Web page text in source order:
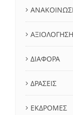
ΔΙΑΦΟΡΑ
ΔΡΑΣΕΙΣ
ΕΚΔΡΟΜΕΣ